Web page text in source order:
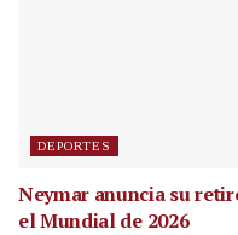
DEPORTES
Neymar anuncia su
el Mundial de 2026